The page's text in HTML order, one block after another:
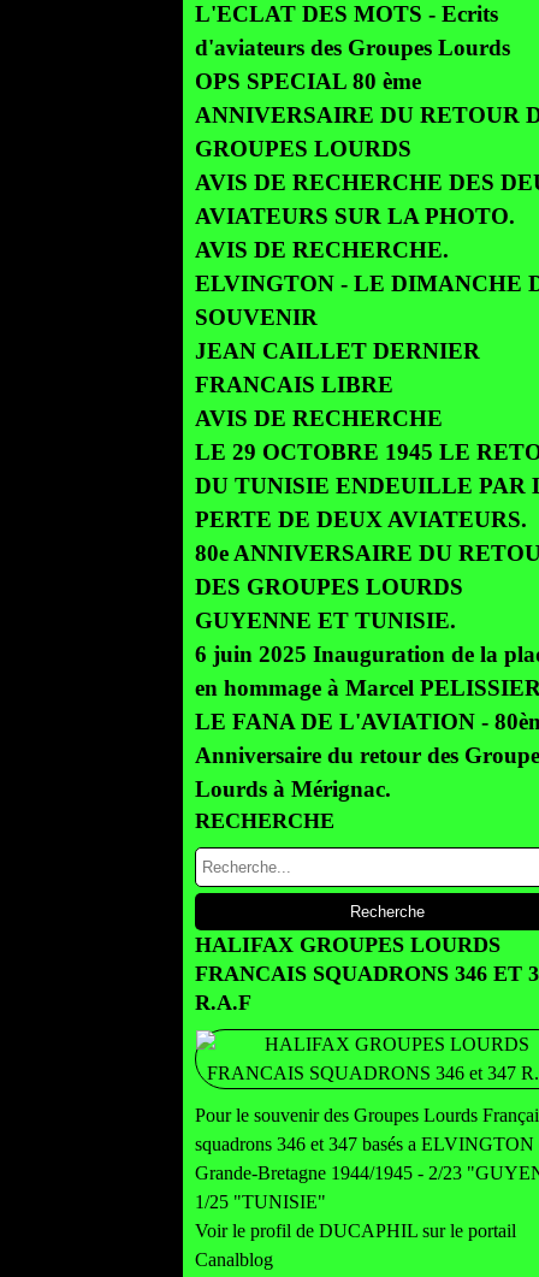
L'ECLAT DES MOTS - Ecrits
d'aviateurs des Groupes Lourds
OPS SPECIAL 80 ème
ANNIVERSAIRE DU RETOUR
GROUPES LOURDS
AVIS DE RECHERCHE DES
AVIATEURS SUR LA PHOTO.
AVIS DE RECHERCHE.
ELVINGTON - LE DIMANCHE
SOUVENIR
JEAN CAILLET DERNIER
FRANCAIS LIBRE
AVIS DE RECHERCHE
LE 29 OCTOBRE 1945 LE
DU TUNISIE ENDEUILLE PAR
PERTE DE DEUX AVIATEURS.
80e ANNIVERSAIRE DU
DES GROUPES LOURDS
GUYENNE ET TUNISIE.
6 juin 2025 Inauguration de la
en hommage à Marcel PELISSIER
LE FANA DE L'AVIATION -
Anniversaire du retour des
Lourds à Mérignac.
RECHERCHE
HALIFAX GROUPES LOURDS
FRANCAIS SQUADRONS 346 ET
R.A.F
Pour le souvenir des Groupes Lourds
squadrons 346 et 347 basés a ELVINGTON
Grande-Bretagne 1944/1945 - 2/23
1/25 "TUNISIE"
Voir le profil de DUCAPHIL sur le portail
Canalblog